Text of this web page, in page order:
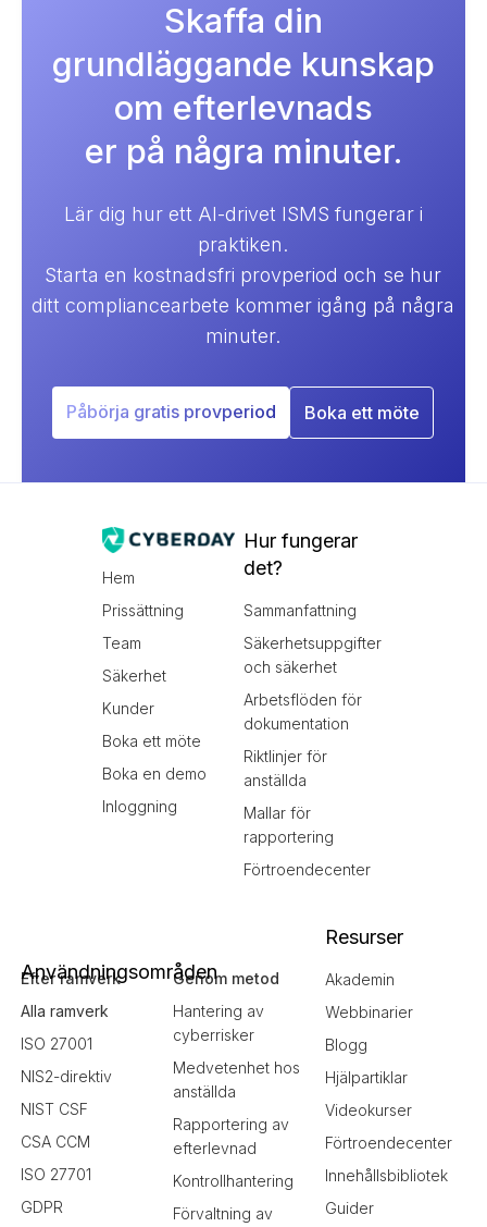
Skaffa din
grundläggande kunskap
om efterlevnads
er på några minuter.
Lär dig hur ett AI-drivet ISMS fungerar i
praktiken.
Starta en kostnadsfri provperiod och se hur
ditt compliancearbete kommer igång på några
minuter.
Påbörja gratis provperiod Boka ett möte
Hem
Prissättning
Team
Säkerhet
Kunder
Boka ett möte
Boka en demo
Inloggning
Hur fungerar
det?
Sammanfattning
Säkerhetsuppgifter
och säkerhet
Arbetsflöden för
dokumentation
Riktlinjer för
anställda
Mallar för
rapportering
Förtroendecenter
Användningsområden
Efter ramverk
Alla ramverk
ISO 27001
NIS2-direktiv
NIST CSF
CSA CCM
ISO 27701
GDPR
Genom metod
Hantering av
cyberrisker
Medvetenhet hos
anställda
Rapportering av
efterlevnad
Kontrollhantering
Förvaltning av
Resurser
Akademin
Webbinarier
Blogg
Hjälpartiklar
Videokurser
Förtroendecenter
Innehållsbibliotek
Guider